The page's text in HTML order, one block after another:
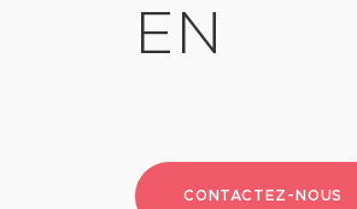
EN
CONTACTEZ-NOUS